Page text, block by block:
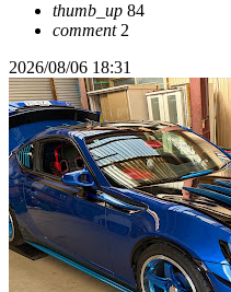
thumb_up 84
comment2
2026/08/06 18:31